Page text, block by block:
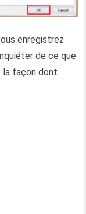
enregistrez
de ce que
la façon dont